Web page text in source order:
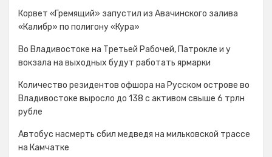
Корвет «Гремящий» запустил из Авачинского залива
«Калибр» по полигону «Кура»
Во Владивостоке на Третьей Рабочей, Патрокле и у
вокзала на выходных будут работать ярмарки
Количество резидентов офшора на Русском острове во
Владивостоке выросло до 138 с активом свыше 6 трлн
рубле
Автобус насмерть сбил медведя на мильковской трассе
на Камчатке